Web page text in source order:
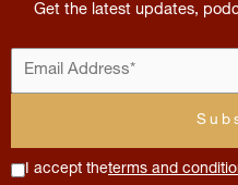
Get the latest updates,
I accept theterms and